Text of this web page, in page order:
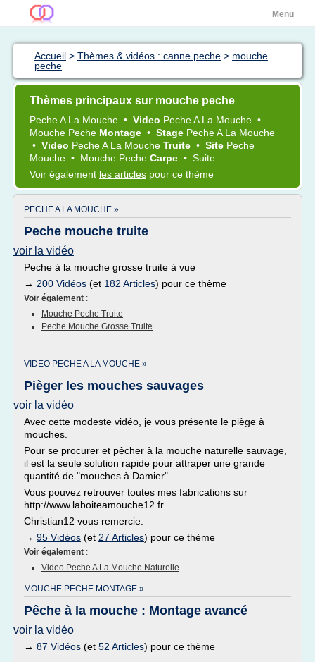
Menu
Accueil > Thèmes & vidéos : canne peche > mouche
peche
Thèmes principaux sur mouche peche
PecheA La Mouche • Video PecheA La Mouche •
Mouche Peche Montage • Stage PecheA La Mouche
• Video PecheA La Mouche Truite • Site Peche
Mouche • Mouche Peche Carpe • Suite ...
Voir également les articles pour ce thème
PECHE A LA MOUCHE »
Peche mouche truite
voir la vidéo
Peche à la mouche grosse truite à vue
→ 200 Vidéos (et 182 Articles) pour ce thème
Voir également :
Mouche Peche Truite
Peche Mouche Grosse Truite
VIDEO PECHE A LA MOUCHE »
Pièger les mouches sauvages
voir la vidéo
Avec cette modeste vidéo, je vous présente le piège à
mouches.
Pour se procurer et pêcher à la mouche naturelle sauvage,
il est la seule solution rapide pour attraper une grande
quantité de "mouches à Damier"
Vous pouvez retrouver toutes mes fabrications sur
http://www.laboiteamouche12.fr
Christian12 vous remercie.
→ 95 Vidéos (et 27 Articles) pour ce thème
Voir également :
Video Peche A La Mouche Naturelle
MOUCHE PECHE MONTAGE »
Pêche à la mouche : Montage avancé
voir la vidéo
→ 87 Vidéos (et 52 Articles) pour ce thème